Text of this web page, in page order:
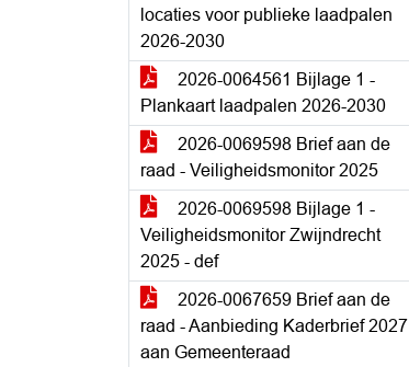
locaties voor publieke laadpalen
2026-2030
2026-0064561 Bijlage 1 -
Plankaart laadpalen 2026-2030
2026-0069598 Brief aan de
raad - Veiligheidsmonitor 2025
2026-0069598 Bijlage 1 -
Veiligheidsmonitor Zwijndrecht
2025 - def
2026-0067659 Brief aan de
raad - Aanbieding Kaderbrief 2027
aan Gemeenteraad